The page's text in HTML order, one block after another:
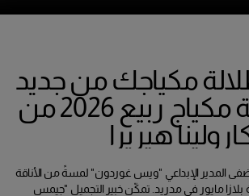
مكياجك من جديد
مع إطلالة مكياج ربيع 2026 من
هيريرا
ربيع 2026، أضفى المدير الإبداعي "ويس غوردون" لمسةً من الأناقة
مايور في مدريد. تمكّن خبير التجميل "جيمس